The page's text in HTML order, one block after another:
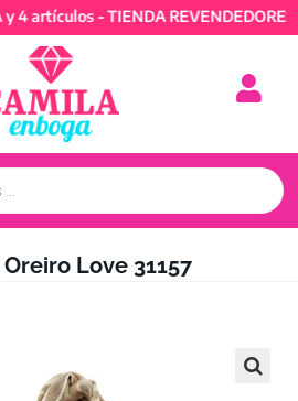
artículos - TIENDA
Love 31157